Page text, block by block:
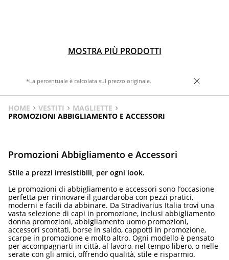
MOSTRA PIÙ PRODOTTI
*La percentuale è calcolata sul prezzo originale.
HOME VESTITI
MAGLIETTE
PROMOZIONI ABBIGLIAMENTO E ACCESSORI
Promozioni Abbigliamento e Accessori
Stile a prezzi irresistibili, per ogni look.
Le promozioni di abbigliamento e accessori sono l’occasione
perfetta per rinnovare il guardaroba con pezzi pratici,
moderni e facili da abbinare. Da Stradivarius Italia trovi una
vasta selezione di capi in promozione, inclusi abbigliamento
donna promozioni, abbigliamento uomo promozioni,
accessori scontati, borse in saldo, cappotti in promozione,
scarpe in promozione e molto altro. Ogni modello è pensato
per accompagnarti in città, al lavoro, nel tempo libero, o nelle
serate con gli amici, offrendo qualità, stile e risparmio.